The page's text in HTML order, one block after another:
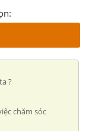
?
chăm sóc